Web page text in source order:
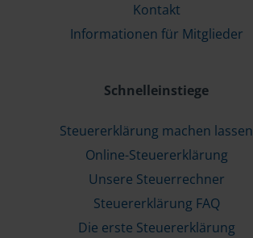
Kontakt
Informationen für Mitglieder
Schnelleinstiege
Steuererklärung machen lassen
Online-Steuererklärung
Unsere Steuerrechner
Steuererklärung FAQ
Die erste Steuererklärung